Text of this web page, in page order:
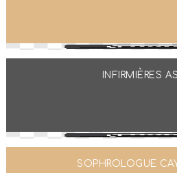
INFIRMIÈRES
SOPHROLOGUE